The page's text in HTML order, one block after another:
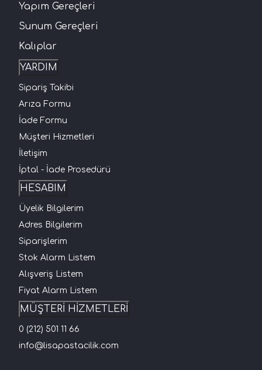
Yapım Gereçleri
Sunum Gereçleri
Kalıplar
YARDIM
Sipariş Takibi
Arıza Formu
İade Formu
Müşteri Hizmetleri
İletişim
İptal - İade Prosedürü
HESABIM
Üyelik Bilgilerim
Adres Bilgilerim
Siparişlerim
Stok Alarm Listem
Alışveriş Listem
Fiyat Alarm Listem
MÜŞTERİ HİZMETLERİ
0 (212) 501 11 66
info@lisapastacilik.com